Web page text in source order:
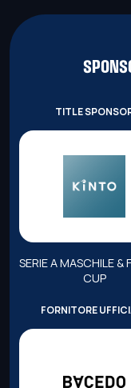
TITLE
SERIE A MASCHILE &
CUP
FORNITORE